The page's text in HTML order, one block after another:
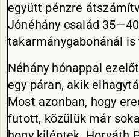
együtt pénzre
Jónéhány család
takarmánygabonánál
Néhány hónappal
egy páran, akik
Most azonban, hogy
futott, közülük már